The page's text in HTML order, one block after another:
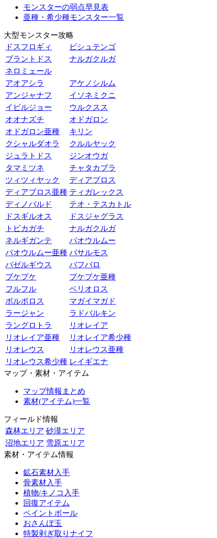
モンスターの弱点早見表
亜種・希少種モンスター一覧
大型モンスター攻略
ドスフロギィ
ビシュテンゴ
ブラントドス
ナルガクルガ
ネロミェール
アオアシラ
アケノシルム
アンジャナフ
イソネミクニ
イビルジョー
ウルクスス
オオナズチ
オドガロン
オドガロン亜種
キリン
クシャルダオラ
クルルヤック
ジュラトドス
ジンオウガ
タマミツネ
チャタカブラ
ツィツィヤック
ディアブロス
ディアブロス亜種 ティガレックス
ディノバルド
テオ・テスカトル
ドスギルオス
ドスジャグラス
トビカガチ
ナルガクルガ
ネルギガンテ
パオウルムー
パオウルムー亜種 バサルモス
バゼルギウス
バフバロ
プケプケ
プケプケ亜種
フルフル
ベリオロス
ボルボロス
マガイマガド
ラージャン
ラドバルキン
ラングロトラ
リオレイア
リオレイア亜種
リオレイア希少種
リオレウス
リオレウス亜種
リオレウス希少種 レイギエナ
マップ・素材・アイテム
マップ情報まとめ
素材(アイテム)一覧
フィールド情報
森林エリア 砂漠エリア
沼地エリア 雪原エリア
素材・アイテム情報
鉱石素材入手
骨素材入手
植物/キノコ入手
回復アイテム
ペイントボール
おさんぽ玉
特製剥ぎ取りナイフ